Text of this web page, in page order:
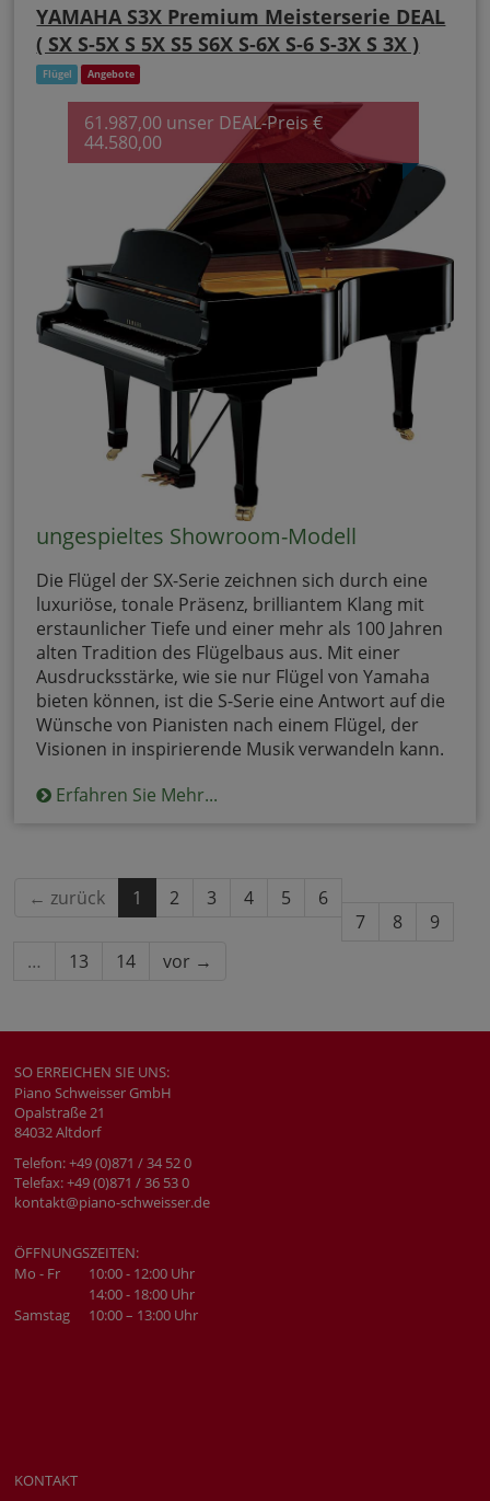
YAMAHA S3X Premium Meisterserie DEAL
( SX S-5X S 5X S5 S6X S-6X S-6 S-3X S 3X )
Flügel Angebote
61.987,00 unser DEAL-Preis €
44.580,00
ungespieltes Showroom-Modell
Die Flügel der SX-Serie zeichnen sich durch eine
luxuriöse, tonale Präsenz, brilliantem Klang mit
erstaunlicher Tiefe und einer mehr als 100 Jahren
alten Tradition des Flügelbaus aus. Mit einer
Ausdrucksstärke, wie sie nur Flügel von Yamaha
bieten können, ist die S-Serie eine Antwort auf die
Wünsche von Pianisten nach einem Flügel, der
Visionen in inspirierende Musik verwandeln kann.
Erfahren Sie Mehr...
← zurück 1 2 3 4 5
6
7
8
9
…
13 14 vor →
SO ERREICHEN SIE UNS:
Piano Schweisser GmbH
Opalstraße 21
84032 Altdorf
Telefon: +49 (0)871 / 34 52 0
Telefax: +49 (0)871 / 36 53 0
kontakt@piano-schweisser.de
ÖFFNUNGSZEITEN:
Mo - Fr
10:00 - 12:00 Uhr
14:00 - 18:00 Uhr
Samstag
10:00 – 13:00 Uhr
KONTAKT